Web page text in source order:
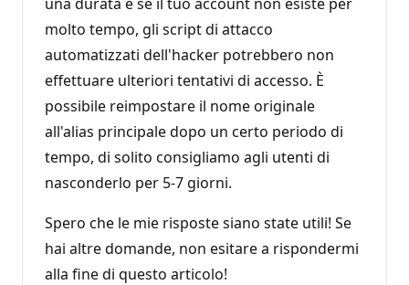
molto tempo, gli script di attacco
automatizzati dell'hacker potrebbero non
effettuare ulteriori tentativi di accesso. È
possibile reimpostare il nome originale
all'alias principale dopo un certo periodo di
tempo, di solito consigliamo agli utenti di
nasconderlo per 5-7 giorni.
Spero che le mie risposte siano state utili! Se
hai altre domande, non esitare a rispondermi
alla fine di questo articolo!